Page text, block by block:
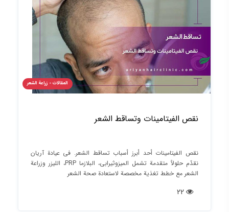
المقالات - زراعة الشعر
نقص الفيتامينات وتساقط الشعر
نقص الفيتامينات أحد أبرز أسباب تساقط الشعر. في عيادة آريان
نقدّم حلولاً متقدمة تشمل الميزوثيرابي، البلازما PRP، الليزر وزراعة
الشعر مع خطط تغذية مخصصة لاستعادة صحة الشعر